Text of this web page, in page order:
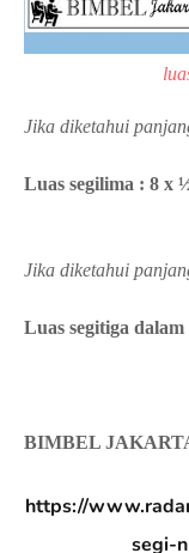
Jika diketahui
Luas segilima : 8 x
Jika diketahui
Luas segitiga dalam
2 x
BIMBEL
https://
segi-